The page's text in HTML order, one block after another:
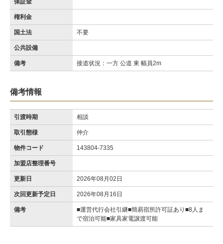
保証金
権利金
国土法 不要
公共設備
備考 接道状況：一方 公道 東 幅員2m
備考情報
引渡時期 相談
取引態様 仲介
物件コード 143804-7335
加盟店整理番号
更新日 2026年08月02日
次回更新予定日 2026年08月16日
備考
■運営代行会社引継■簡易宿所許可証あり■8人ま
で宿泊可能■家具家電譲渡可能